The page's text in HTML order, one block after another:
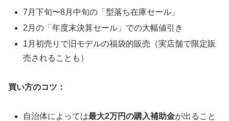
7月下旬〜8月中旬の「型落ち在庫セール」
2月の「年度末決算セール」での大幅値引き
1月初売りで旧モデルの福袋的販売（実店舗で限定販
売されることも）
買い方のコツ：
自治体によっては最大2万円の購入補助金が出ること